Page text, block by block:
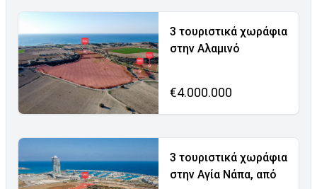
3 τουριστικά χωράφια
στην Αλαμινό
€4.000.000
3 τουριστικά χωράφια
στην Αγία Νάπα, από